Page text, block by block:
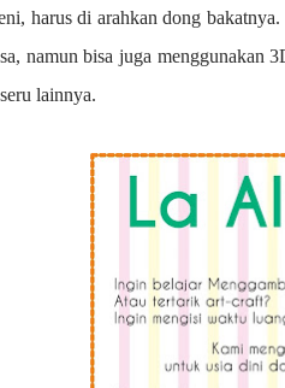
harus di arahkan dong
namun bisa juga menggunakan
lainnya.